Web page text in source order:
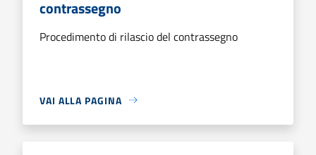
contrassegno
Procedimento di rilascio del contrassegno
VAI ALLA PAGINA